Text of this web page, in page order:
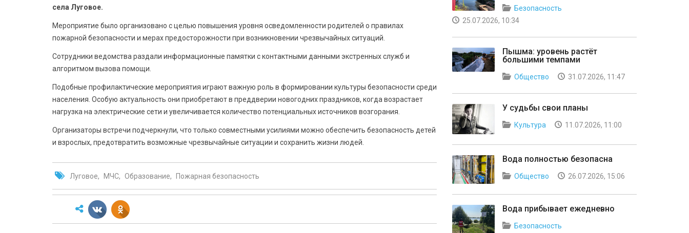
села Луговое.
Мероприятие было организовано с целью повышения уровня осведомленности родителей о правилах
пожарной безопасности и мерах предосторожности при возникновении чрезвычайных ситуаций.
Сотрудники ведомства раздали информационные памятки с контактными данными экстренных служб и
алгоритмом вызова помощи.
Подобные профилактические мероприятия играют важную роль в формировании культуры безопасности среди
населения. Особую актуальность они приобретают в преддверии новогодних праздников, когда возрастает
нагрузка на электрические сети и увеличивается количество потенциальных источников возгорания.
Организаторы встречи подчеркнули, что только совместными усилиями можно обеспечить безопасность детей
и взрослых, предотвратить возможные чрезвычайные ситуации и сохранить жизни людей.
Луговое МЧС Образование Пожарная безопасность
Безопасность
25.07.2026, 10:34
Пышма: уровень растёт
большими темпами
Общество 31.07.2026, 11:47
У судьбы свои планы
Культура 11.07.2026, 11:00
Вода полностью безопасна
Общество 26.07.2026, 15:06
Вода прибывает ежедневно
Безопасность